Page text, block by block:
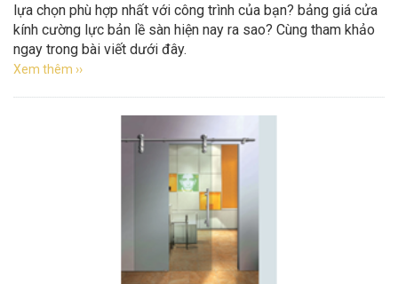
lựa chọn phù hợp nhất với công trình của bạn? bảng giá cửa
kính cường lực bản lề sàn hiện nay ra sao? Cùng tham khảo
ngay trong bài viết dưới đây.
Xem thêm ››